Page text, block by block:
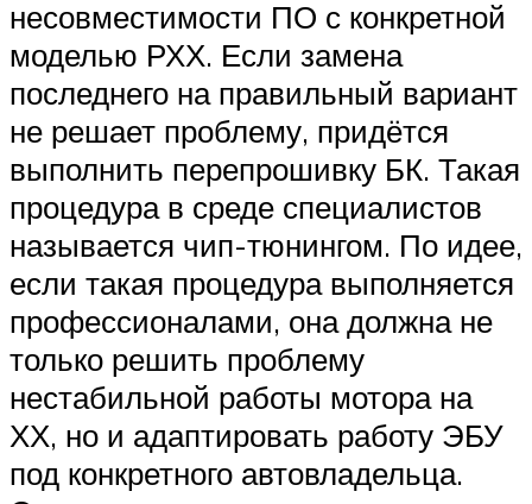
несовместимости ПО с конкретной
моделью РХХ. Если замена
последнего на правильный вариант
не решает проблему, придётся
выполнить перепрошивку БК. Такая
процедура в среде специалистов
называется чип-тюнингом. По идее,
если такая процедура выполняется
профессионалами, она должна не
только решить проблему
нестабильной работы мотора на
ХХ, но и адаптировать работу ЭБУ
под конкретного автовладельца.